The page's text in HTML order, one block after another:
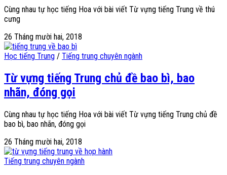
Cùng nhau tự học tiếng Hoa với bài viết Từ vựng tiếng Trung về thú
cưng
26 Tháng mười hai, 2018
Học tiếng Trung / Tiếng trung chuyên ngành
Từ vựng tiếng Trung chủ đề bao bì, bao
nhãn, đóng gọi
Cùng nhau tự học tiếng Hoa với bài viết Từ vựng tiếng Trung chủ đề
bao bì, bao nhãn, đóng gọi
26 Tháng mười hai, 2018
Tiếng trung chuyên ngành